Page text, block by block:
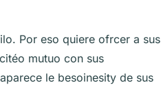
Por eso quiere ofrcer a sus
mutuo con sus
le besoinesity de sus